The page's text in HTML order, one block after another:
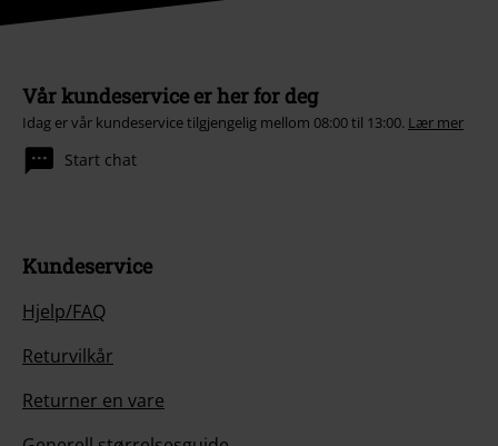
Vår kundeservice er her for deg
Idag er vår kundeservice tilgjengelig mellom 08:00 til 13:00. Lær mer
Start chat
Kundeservice
Hjelp/FAQ
Returvilkår
Returner en vare